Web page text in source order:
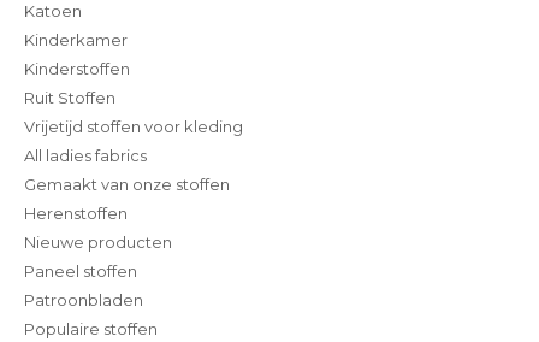
Katoen
Kinderkamer
Kinderstoffen
Ruit Stoffen
Vrijetijd stoffen voor kleding
All ladies fabrics
Gemaakt van onze stoffen
Herenstoffen
Nieuwe producten
Paneel stoffen
Patroonbladen
Populaire stoffen